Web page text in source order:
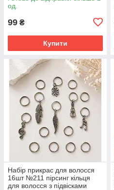
од.
99 ₴
Купити
Набір прикрас для волосся
16шт №211 пірсинг кільця
для волосся з підвісками